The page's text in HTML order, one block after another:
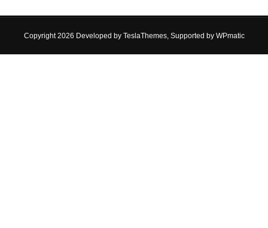
Copyright 2026 Developed by TeslaThemes, Supported by WPmatic